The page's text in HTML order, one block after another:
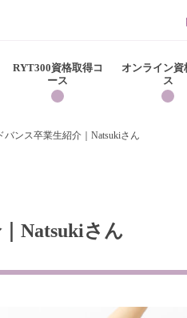
RYT300資格取得コ
ース
オンライン資
ス
バンス卒業生紹介｜Natsukiさん
Natsukiさん